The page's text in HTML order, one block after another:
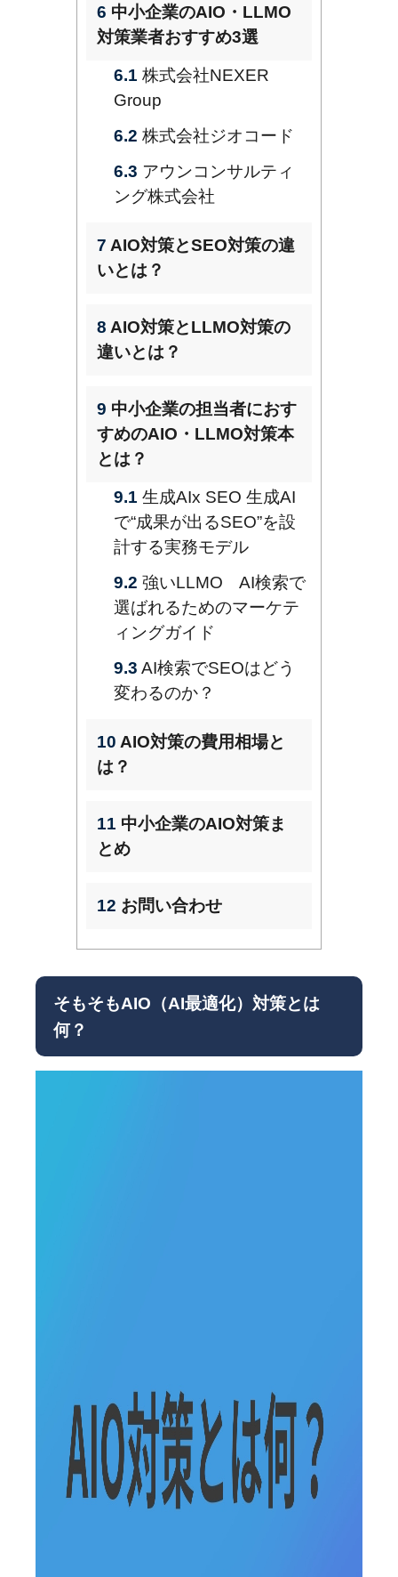
6 中小企業のAIO・LLMO
対策業者おすすめ3選
6.1 株式会社NEXER
Group
6.2 株式会社ジオコード
6.3 アウンコンサルティ
ング株式会社
7 AIO対策とSEO対策の違
いとは？
8 AIO対策とLLMO対策の
違いとは？
9 中小企業の担当者におす
すめのAIO・LLMO対策本
とは？
9.1 生成AIx SEO 生成AI
で“成果が出るSEO”を設
計する実務モデル
9.2 強いLLMO AI検索で
選ばれるためのマーケテ
ィングガイド
9.3 AI検索でSEOはどう
変わるのか？
10 AIO対策の費用相場と
は？
11 中小企業のAIO対策ま
とめ
12 お問い合わせ
そもそもAIO（AI最適化）対策とは
何？